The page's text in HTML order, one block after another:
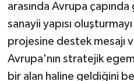
arasında Avrupa
sanayii yapısı
projesine destek mesajı
Avrupa'nın stratejik
bir alan haline geldiğini